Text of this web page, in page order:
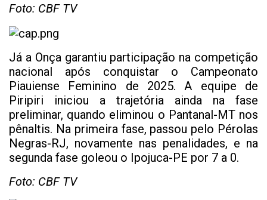
Foto: CBF TV
Já a Onça garantiu participação na competição
nacional após conquistar o Campeonato
Piauiense Feminino de 2025. A equipe de
Piripiri iniciou a trajetória ainda na fase
preliminar, quando eliminou o Pantanal-MT nos
pênaltis. Na primeira fase, passou pelo Pérolas
Negras-RJ, novamente nas penalidades, e na
segunda fase goleou o Ipojuca-PE por 7 a 0.
Foto: CBF TV